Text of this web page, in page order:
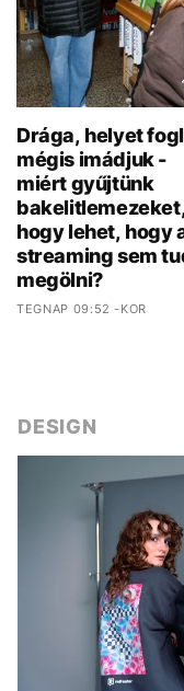
Drága, helyet
mégis imádjuk -
miért gyűjtünk
hogy lehet, hogy
streaming sem
megölni?
TEGNAP 09:52 -KOR
DESIGN